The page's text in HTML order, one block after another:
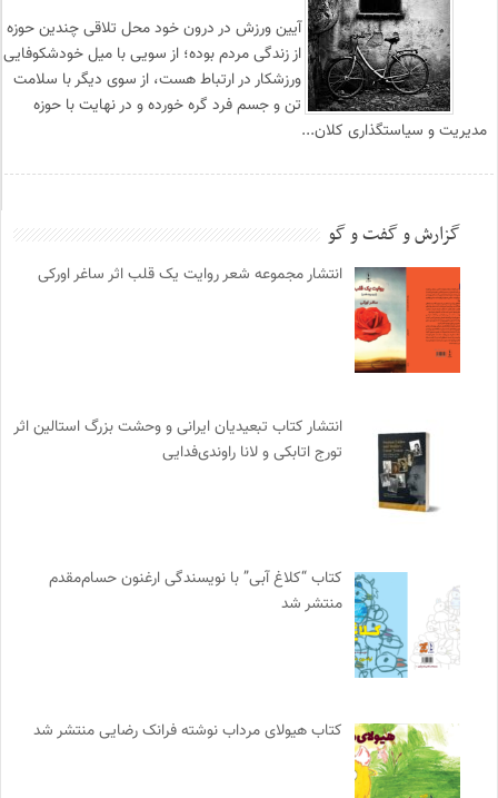
آیین ورزش در درون خود محل تلاقی چندین حوزه
از زندگی مردم بوده؛ از سویی با میل خودشکوفایی
ورزشکار در ارتباط هست، از سوی دیگر با سلامت
تن و جسم فرد گره خورده و در نهایت با حوزه
مدیریت و سیاستگذاری کلان...
گزارش و گفت و گو
انتشار مجموعه شعر روایت یک قلب اثر ساغر اورکی
انتشار کتاب تبعیدیان ایرانی و وحشت بزرگ استالین اثر
تورج اتابکی و لانا راوندی‌فدایی
کتاب “کلاغ آبی” با نویسندگی ارغنون حسام‌مقدم
منتشر شد
کتاب هیولای مرداب نوشته فرانک رضایی منتشر شد